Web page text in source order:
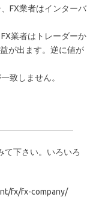
FX業者はインターバ
業者はトレーダーか
が出ます。逆に値が
致しません。
て下さい。いろいろ
fx/fx-company/